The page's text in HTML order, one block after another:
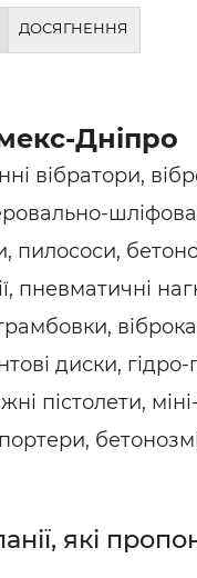
ДОСЯГНЕННЯ
Дніпро
вібратори,
пилососи,
пневматичні
диски,
пістолети,
які